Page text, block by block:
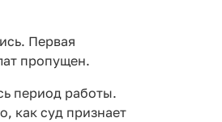
Первая
пропущен.
период работы.
как суд признает